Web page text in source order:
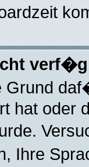
Grund
hat oder
Ihre